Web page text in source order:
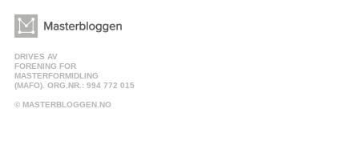
DRIVES AV
FORENING FOR
MASTERFORMIDLING
(MAFO). ORG.NR.: 994 772 015
© MASTERBLOGGEN.NO